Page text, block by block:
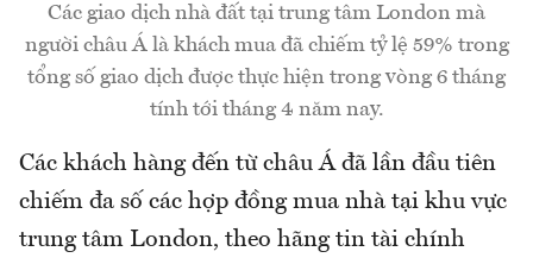
Các giao dịch nhà đất tại trung tâm London mà
người châu Á là khách mua đã chiếm tỷ lệ 59% trong
tổng số giao dịch được thực hiện trong vòng 6 tháng
tính tới tháng 4 năm nay.
Các khách hàng đến từ châu Á đã lần đầu tiên
chiếm đa số các hợp đồng mua nhà tại khu vực
trung tâm London, theo hãng tin tài chính